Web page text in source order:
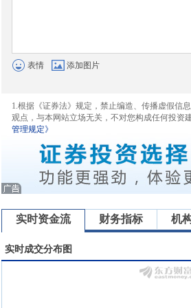
表情 添加图片
1.根据《证券法》规定，禁止编造、传播虚假信
观点，与本网站立场无关，不对您构成任何投资
管理规定》
实时资金流 财务指标 机
实时成交分布图